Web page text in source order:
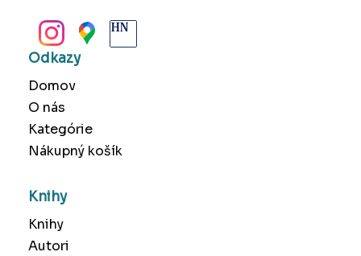
Odkazy
Domov
O nás
Kategórie
Nákupný košík
Knihy
Knihy
Autori